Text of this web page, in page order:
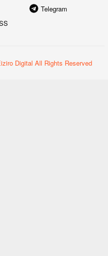
Telegram
Digital All Rights Reserved